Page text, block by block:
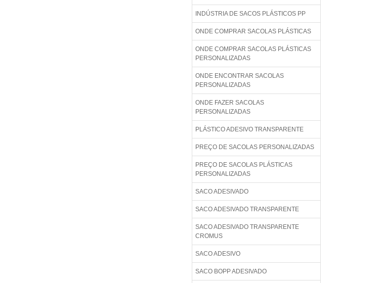
INDÚSTRIA DE SACOS PLÁSTICOS PP
ONDE COMPRAR SACOLAS PLÁSTICAS
ONDE COMPRAR SACOLAS PLÁSTICAS
PERSONALIZADAS
ONDE ENCONTRAR SACOLAS
PERSONALIZADAS
ONDE FAZER SACOLAS
PERSONALIZADAS
PLÁSTICO ADESIVO TRANSPARENTE
PREÇO DE SACOLAS PERSONALIZADAS
PREÇO DE SACOLAS PLÁSTICAS
PERSONALIZADAS
SACO ADESIVADO
SACO ADESIVADO TRANSPARENTE
SACO ADESIVADO TRANSPARENTE
CROMUS
SACO ADESIVO
SACO BOPP ADESIVADO